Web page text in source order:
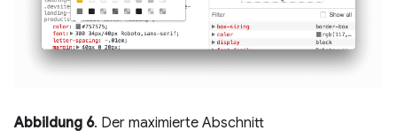
Abbildung 6. Der maximierte Abschnitt